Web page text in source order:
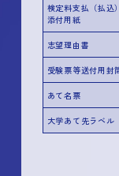
検定料支払（払込
添付用紙
志望理由書
受験票等送付用封
あて名票
大学あて先ラベル